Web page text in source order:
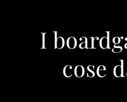
I
cose